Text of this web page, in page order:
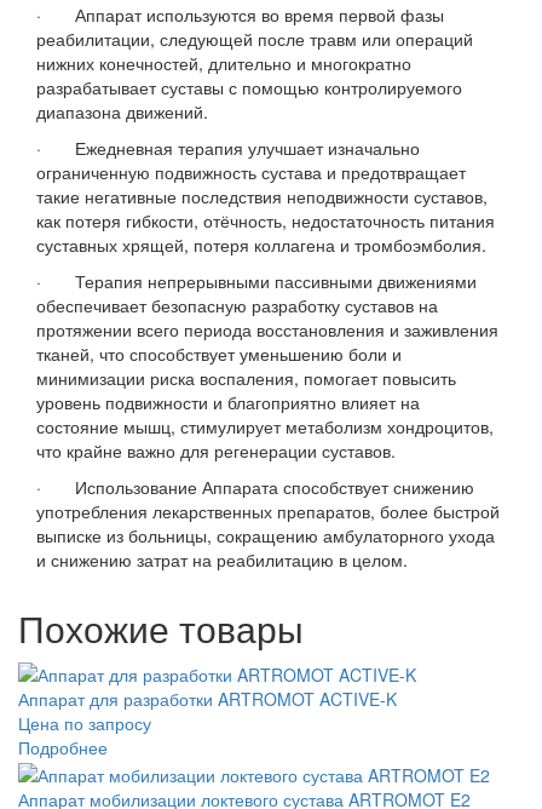
· Аппарат используются во время первой фазы
реабилитации, следующей после травм или операций
нижних конечностей, длительно и многократно
разрабатывает суставы с помощью контролируемого
диапазона движений.
· Ежедневная терапия улучшает изначально
ограниченную подвижность сустава и предотвращает
такие негативные последствия неподвижности суставов,
как потеря гибкости, отёчность, недостаточность питания
суставных хрящей, потеря коллагена и тромбоэмболия.
· Терапия непрерывными пассивными движениями
обеспечивает безопасную разработку суставов на
протяжении всего периода восстановления и заживления
тканей, что способствует уменьшению боли и
минимизации риска воспаления, помогает повысить
уровень подвижности и благоприятно влияет на
состояние мышц, стимулирует метаболизм хондроцитов,
что крайне важно для регенерации суставов.
· Использование Аппарата способствует снижению
употребления лекарственных препаратов, более быстрой
выписке из больницы, сокращению амбулаторного ухода
и снижению затрат на реабилитацию в целом.
Похожие товары
Аппарат для разработки ARTROMOT ACTIVE-K
Цена по запросу
Подробнее
Аппарат мобилизации локтевого сустава ARTROMOT E2